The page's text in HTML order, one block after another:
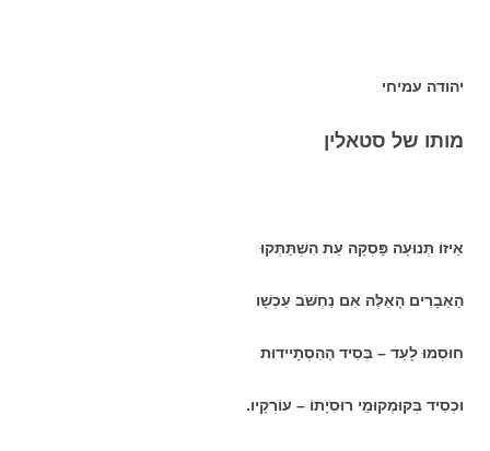
יהודה עמיחי
מותו של סטאלין
אֵיזוֹ תְּנוּעָה פָּסְקָה עֵת הִשְׁתַּתְּקוּ
הַאֵבָרִים הָאֵלֶּה אִם נַחְשֹּׁב עַכְשָׁו
חוּסְמוּ לָעַד – בְּסִיד הַהִסְתָיידוּת
וּכְסִיד בְּקוּמְקוּמֵי רוּסִיָתוֹ – עוֹרְקָיו.